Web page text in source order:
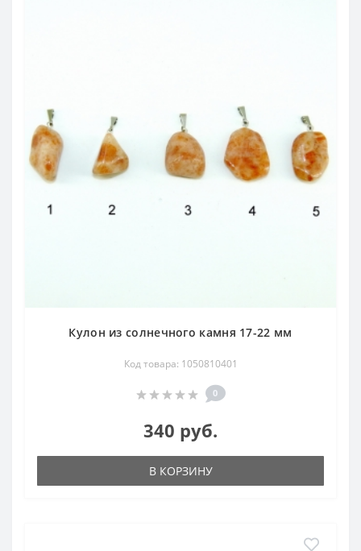
Кулон из солнечного камня 17-22 мм
Код товара: 1050810401
0
340 руб.
В КОРЗИНУ